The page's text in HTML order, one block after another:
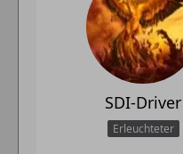
SDI-Driver
Erleuchteter